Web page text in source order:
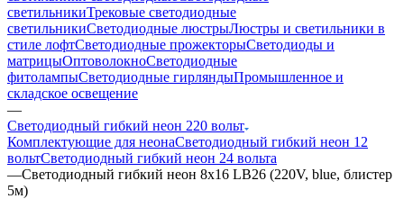
светильникиТрековые светодиодные
светильникиСветодиодные люстрыЛюстры и светильники в
стиле лофтСветодиодные прожекторыСветодиоды и
матрицыОптоволокноСветодиодные
фитолампыСветодиодные гирляндыПромышленное и
складское освещение
—
Светодиодный гибкий неон 220 вольт
Комплектующие для неонаСветодиодный гибкий неон 12
вольтСветодиодный гибкий неон 24 вольта
—Светодиодный гибкий неон 8x16 LB26 (220V, blue, блистер
5м)